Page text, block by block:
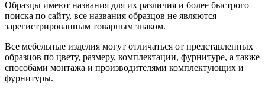
Образцы имеют названия для их различия и более быстрого
поиска по сайту, все названия образцов не являются
зарегистрированным товарным знаком.
Все мебельные изделия могут отличаться от представленных
образцов по цвету, размеру, комплектации, фурнитуре, а также
способами монтажа и производителями комплектующих и
фурнитуры.